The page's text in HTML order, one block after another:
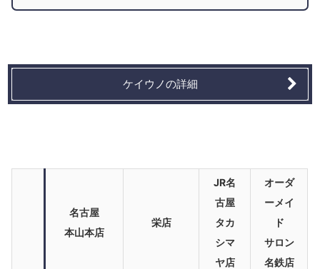
ケイウノの詳細
名古屋
本山本店
栄店
JR名
古屋
タカ
シマ
ヤ店
オーダ
ーメイ
ド
サロン
名鉄店